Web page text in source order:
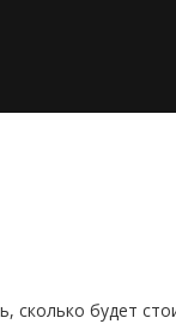
сколько будет